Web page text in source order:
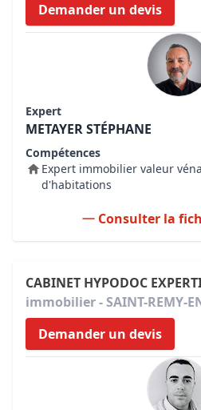
Demander un devis
Expert
METAYER STÉPHANE
Compétences
Expert immobilier valeur
d'habitations
Consulter la
CABINET HYPODOC
immobilier - SAINT-REMY-
Demander un devis